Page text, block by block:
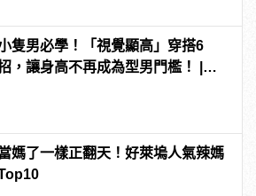
隻男必學！「視覺顯高」穿搭6
，讓身高不再成為型男門檻！ |
媽了一樣正翻天！好萊塢人氣辣媽